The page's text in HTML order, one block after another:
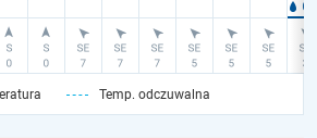
Temp. odczuwalna